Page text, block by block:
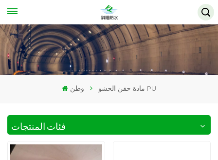
وطن مادة حقن الحشو PU
فئات المنتجات